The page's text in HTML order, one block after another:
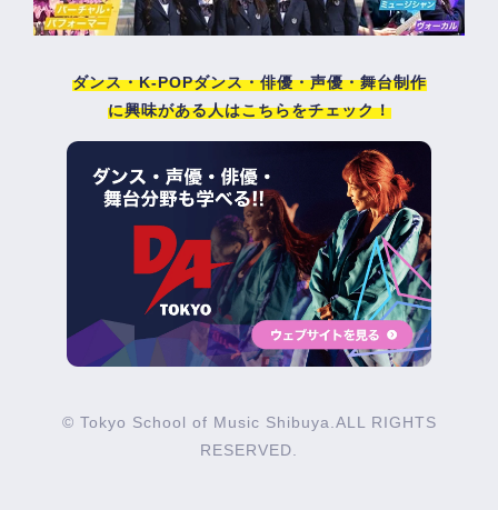
ダンス・K-POPダンス・俳優・声優・舞台制作
に興味がある人はこちらをチェック！
© Tokyo School of Music Shibuya.ALL RIGHTS
RESERVED.